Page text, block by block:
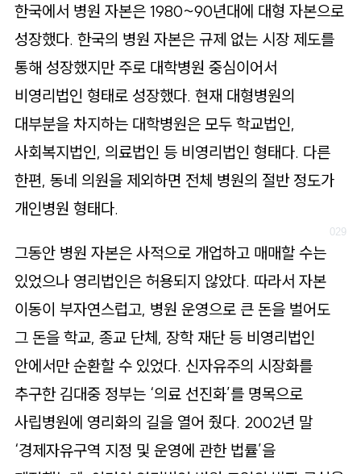
한국에서 병원 자본은 1980~90년대에 대형 자본으로
성장했다. 한국의 병원 자본은 규제 없는 시장 제도를
통해 성장했지만 주로 대학병원 중심이어서
비영리법인 형태로 성장했다. 현재 대형병원의
대부분을 차지하는 대학병원은 모두 학교법인,
사회복지법인, 의료법인 등 비영리법인 형태다. 다른
한편, 동네 의원을 제외하면 전체 병원의 절반 정도가
개인병원 형태다.
그동안 병원 자본은 사적으로 개업하고 매매할 수는
있었으나 영리법인은 허용되지 않았다. 따라서 자본
이동이 부자연스럽고, 병원 운영으로 큰 돈을 벌어도
그 돈을 학교, 종교 단체, 장학 재단 등 비영리법인
안에서만 순환할 수 있었다. 신자유주의 시장화를
추구한 김대중 정부는 ‘의료 선진화’를 명목으로
사립병원에 영리화의 길을 열어 줬다. 2002년 말
‘경제자유구역 지정 및 운영에 관한 법률’을